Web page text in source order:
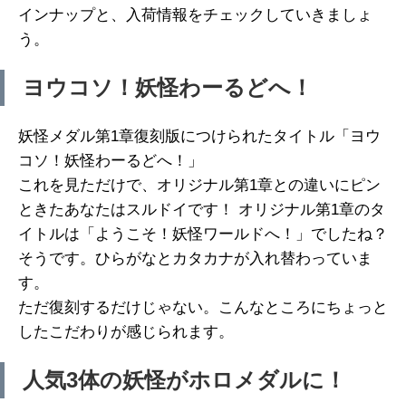
インナップと、入荷情報をチェックしていきましょ
う。
ヨウコソ！妖怪わーるどへ！
妖怪メダル第1章復刻版につけられたタイトル「ヨウ
コソ！妖怪わーるどへ！」
これを見ただけで、オリジナル第1章との違いにピン
ときたあなたはスルドイです！ オリジナル第1章のタ
イトルは「ようこそ！妖怪ワールドへ！」でしたね？
そうです。ひらがなとカタカナが入れ替わっていま
す。
ただ復刻するだけじゃない。こんなところにちょっと
したこだわりが感じられます。
人気3体の妖怪がホロメダルに！